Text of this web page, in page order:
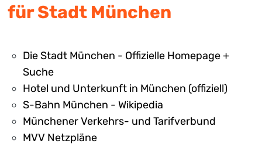
für Stadt München
Die Stadt München - Offizielle Homepage +
Suche
Hotel und Unterkunft in München (offiziell)
S-Bahn München - Wikipedia
Münchener Verkehrs- und Tarifverbund
MVV Netzpläne